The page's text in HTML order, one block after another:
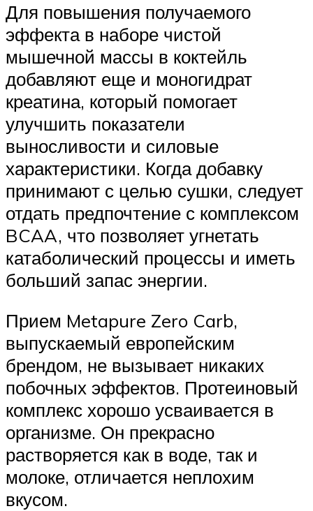
Для повышения получаемого
эффекта в наборе чистой
мышечной массы в коктейль
добавляют еще и моногидрат
креатина, который помогает
улучшить показатели
выносливости и силовые
характеристики. Когда добавку
принимают с целью сушки, следует
отдать предпочтение с комплексом
BCAA, что позволяет угнетать
катаболический процессы и иметь
больший запас энергии.
Прием Metapure Zero Carb,
выпускаемый европейским
брендом, не вызывает никаких
побочных эффектов. Протеиновый
комплекс хорошо усваивается в
организме. Он прекрасно
растворяется как в воде, так и
молоке, отличается неплохим
вкусом.